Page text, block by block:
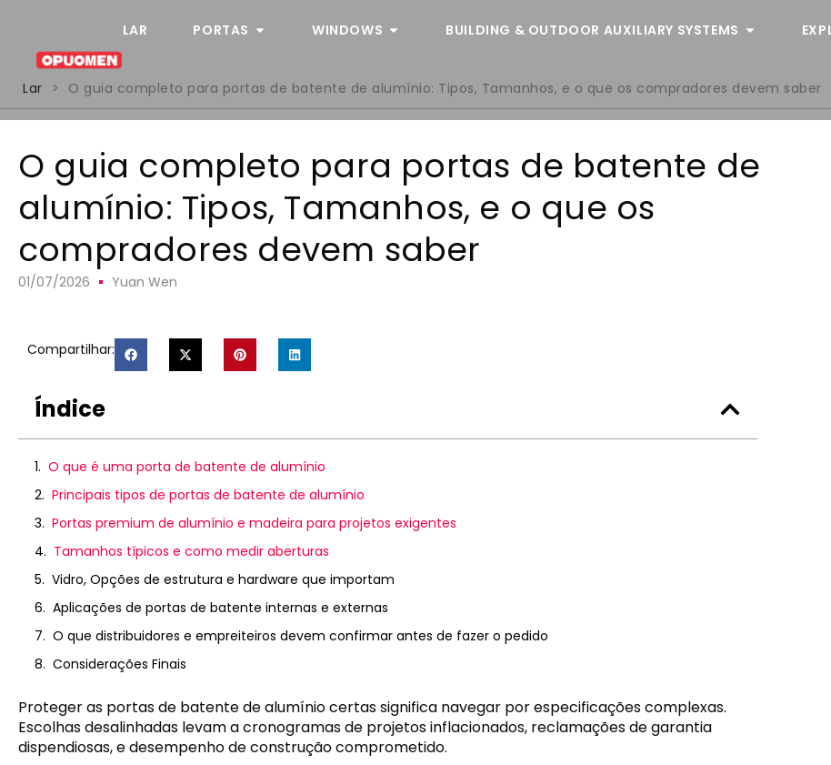
LAR PORTAS WINDOWS BUILDING & OUTDOOR AUXILIARY SYSTEMS
Lar
> O guia completo para portas de batente de alumínio: Tipos, Tamanhos, e o que os compradores devem saber
O guia completo para portas de batente de
alumínio: Tipos, Tamanhos, e o que os
compradores devem saber
01/07/2026 Yuan Wen
Compartilhar:
Índice
O que é uma porta de batente de alumínio
Principais tipos de portas de batente de alumínio
Portas premium de alumínio e madeira para projetos exigentes
Tamanhos típicos e como medir aberturas
Vidro, Opções de estrutura e hardware que importam
Aplicações de portas de batente internas e externas
O que distribuidores e empreiteiros devem confirmar antes de fazer o pedido
Considerações Finais
Proteger as portas de batente de alumínio certas significa navegar por especificações complexas.
Escolhas desalinhadas levam a cronogramas de projetos inflacionados, reclamações de garantia
dispendiosas, e desempenho de construção comprometido.